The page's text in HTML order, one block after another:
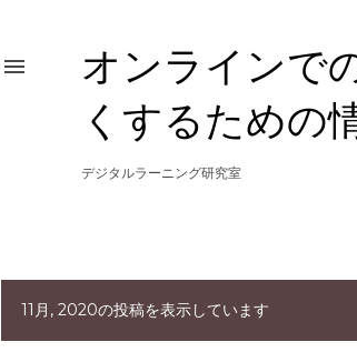
オンラインで
くするための
デジタルラーニング研究室
投11月, 2020の投稿を表示しています